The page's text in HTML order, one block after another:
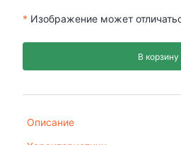
* Изображение может
В корзину
Описание